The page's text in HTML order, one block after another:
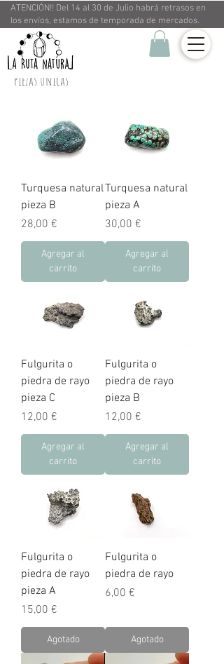
ATENCIÓN!! Del 14 al 30 de Julio habrá retrasos en
los envíos, estamos de temporada de mercados.
Piezas únicas
Turquesa natural
pieza B
Precio
28,00 €
Agregar al
carrito
Turquesa natural
pieza A
Precio
30,00 €
Agregar al
carrito
Fulgurita o
piedra de rayo
pieza C
Precio
12,00 €
Agregar al
carrito
Fulgurita o
piedra de rayo
pieza B
Precio
12,00 €
Agregar al
carrito
Fulgurita o
piedra de rayo
pieza A
Precio
15,00 €
Agotado
Fulgurita o
piedra de rayo
Precio
6,00 €
Agotado